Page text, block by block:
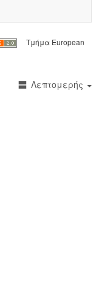
Τμήμα European
Λεπτομερής